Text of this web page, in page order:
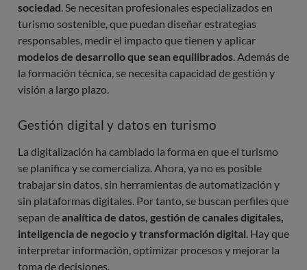
sociedad. Se necesitan profesionales especializados en
turismo sostenible, que puedan diseñar estrategias
responsables, medir el impacto que tienen y aplicar
modelos de desarrollo que sean equilibrados. Además de
la formación técnica, se necesita capacidad de gestión y
visión a largo plazo.
Gestión digital y datos en turismo
La digitalización ha cambiado la forma en que el turismo
se planifica y se comercializa. Ahora, ya no es posible
trabajar sin datos, sin herramientas de automatización y
sin plataformas digitales. Por tanto, se buscan perfiles que
sepan deanalítica de datos, gestión de canales digitales,
inteligencia de negocio y transformación digital. Hay que
interpretar información, optimizar procesos y mejorar la
toma de decisiones.